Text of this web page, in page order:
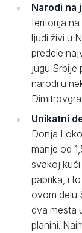
Narodi na
teritorija
ljudi živi u
predele
jugu Srbije
narodi u
Unikatni
Donja
manje od
svakoj kući
paprika, i
ovom delu
dva mesta
planini.